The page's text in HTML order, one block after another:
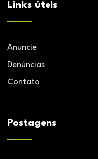
Links úteis
Anuncie
Denúncias
Contato
Postagens